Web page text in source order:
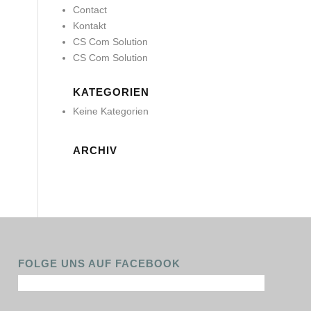
Contact
Kontakt
CS Com Solution
CS Com Solution
KATEGORIEN
Keine Kategorien
ARCHIV
FOLGE UNS AUF FACEBOOK